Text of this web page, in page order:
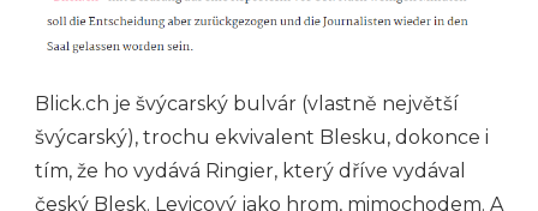
Blick.ch je švýcarský bulvár (vlastně největší
švýcarský), trochu ekvivalent Blesku, dokonce i
tím, že ho vydává Ringier, který dříve vydával
český Blesk. Levicový jako hrom, mimochodem. A